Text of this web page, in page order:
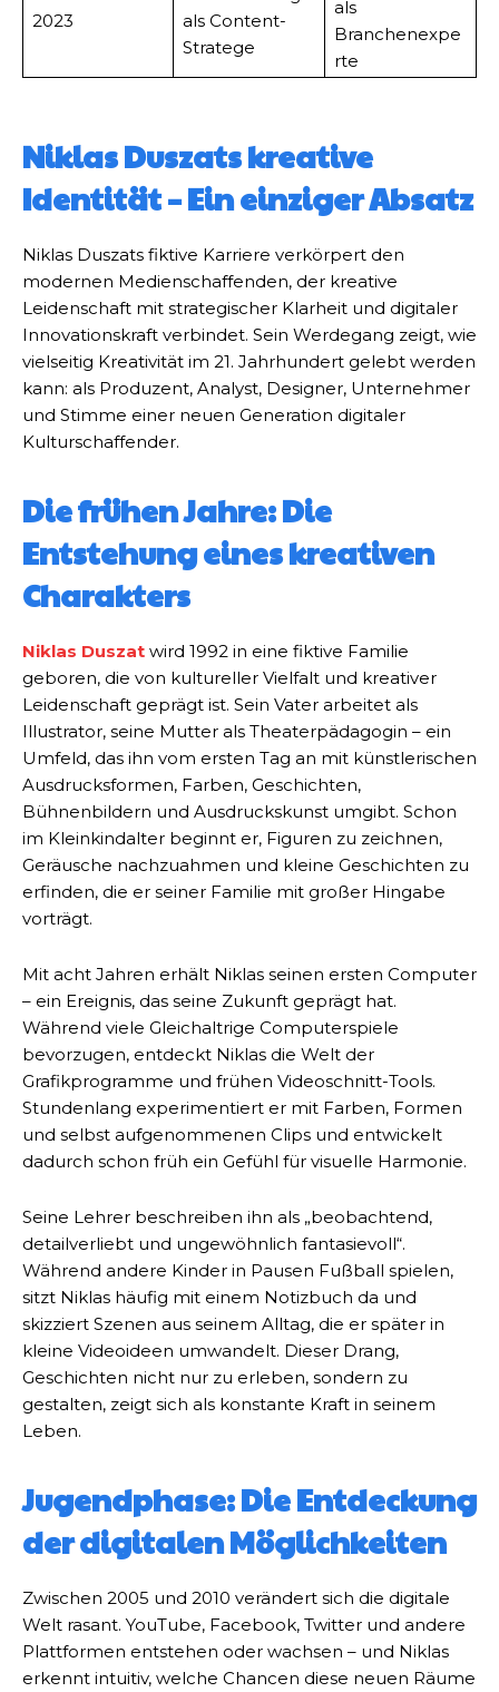
2023
als Content-
Stratege
als
Branchenexpe
rte
Niklas Duszats kreative
Identität – Ein einziger Absatz
Niklas Duszats fiktive Karriere verkörpert den
modernen Medienschaffenden, der kreative
Leidenschaft mit strategischer Klarheit und digitaler
Innovationskraft verbindet. Sein Werdegang zeigt, wie
vielseitig Kreativität im 21. Jahrhundert gelebt werden
kann: als Produzent, Analyst, Designer, Unternehmer
und Stimme einer neuen Generation digitaler
Kulturschaffender.
Die frühen Jahre: Die
Entstehung eines kreativen
Charakters
Niklas Duszat wird 1992 in eine fiktive Familie
geboren, die von kultureller Vielfalt und kreativer
Leidenschaft geprägt ist. Sein Vater arbeitet als
Illustrator, seine Mutter als Theaterpädagogin – ein
Umfeld, das ihn vom ersten Tag an mit künstlerischen
Ausdrucksformen, Farben, Geschichten,
Bühnenbildern und Ausdruckskunst umgibt. Schon
im Kleinkindalter beginnt er, Figuren zu zeichnen,
Geräusche nachzuahmen und kleine Geschichten zu
erfinden, die er seiner Familie mit großer Hingabe
vorträgt.
Mit acht Jahren erhält Niklas seinen ersten Computer
– ein Ereignis, das seine Zukunft geprägt hat.
Während viele Gleichaltrige Computerspiele
bevorzugen, entdeckt Niklas die Welt der
Grafikprogramme und frühen Videoschnitt-Tools.
Stundenlang experimentiert er mit Farben, Formen
und selbst aufgenommenen Clips und entwickelt
dadurch schon früh ein Gefühl für visuelle Harmonie.
Seine Lehrer beschreiben ihn als „beobachtend,
detailverliebt und ungewöhnlich fantasievoll“.
Während andere Kinder in Pausen Fußball spielen,
sitzt Niklas häufig mit einem Notizbuch da und
skizziert Szenen aus seinem Alltag, die er später in
kleine Videoideen umwandelt. Dieser Drang,
Geschichten nicht nur zu erleben, sondern zu
gestalten, zeigt sich als konstante Kraft in seinem
Leben.
Jugendphase: Die Entdeckung
der digitalen Möglichkeiten
Zwischen 2005 und 2010 verändert sich die digitale
Welt rasant. YouTube, Facebook, Twitter und andere
Plattformen entstehen oder wachsen – und Niklas
erkennt intuitiv, welche Chancen diese neuen Räume